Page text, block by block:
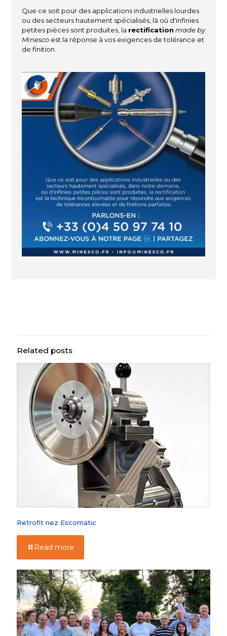
Que ce soit pour des applications industrielles lourdes
ou des secteurs hautement spécialisés, là où d'infinies
petites pièces sont produites, la rectification made by
Minescoest la réponse à vos exigences de tolérance et
de finition.
Related posts
Retrofit nez Escomatic
Read more